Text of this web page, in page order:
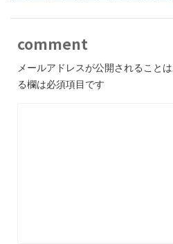
comment
メールアドレスが公開されることは
る欄は必須項目です